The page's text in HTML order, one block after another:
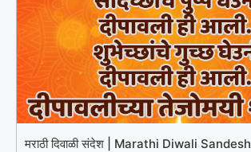
मराठी दिवाळी संदेश | Marathi Diwali Sandesh